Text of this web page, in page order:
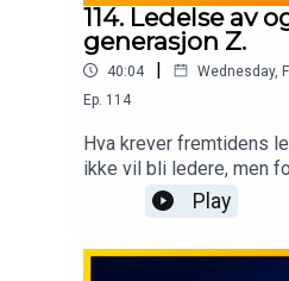
114. Ledelse av
generasjon Z.
40:04 | Wednesday,
Ep. 114
Hva krever fremtidens
ikke vil bli ledere, men
ledelse er høyere enn
Neeraas og Øystein
hvordan vi kan lede – og
generasjon.Kan
Play